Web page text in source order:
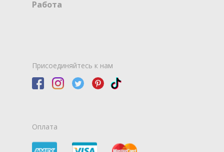
Работа
Присоединяйтесь к нам
Оплата